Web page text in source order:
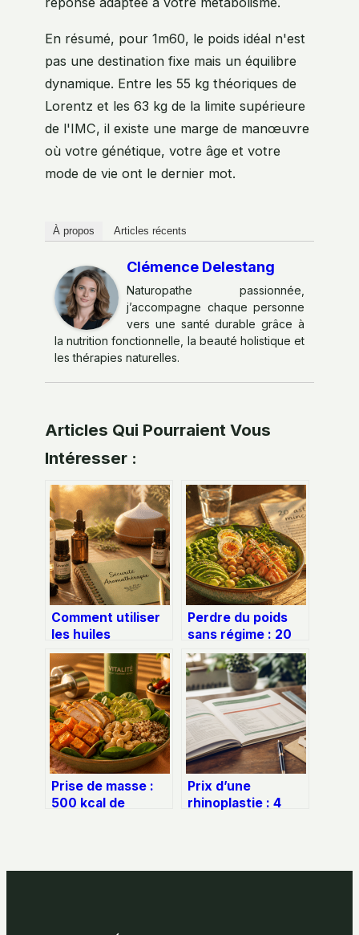
En résumé, pour 1m60, le poids idéal n'est
pas une destination fixe mais un équilibre
dynamique. Entre les 55 kg théoriques de
Lorentz et les 63 kg de la limite supérieure
de l'IMC, il existe une marge de manœuvre
où votre génétique, votre âge et votre
mode de vie ont le dernier mot.
À propos Articles récents
Clémence Delestang
Naturopathe passionnée,
j’accompagne chaque personne
vers une santé durable grâce à
la nutrition fonctionnelle, la beauté holistique et
les thérapies naturelles.
Articles Qui Pourraient Vous
Intéresser :
Comment utiliser
les huiles
essentielles sans
risque : les règles
de dilution et de
sécurité
Perdre du poids
sans régime : 20
réflexes
métaboliques pour
stabiliser sa
glycémie
durablement
Prise de masse :
500 kcal de
Prix d’une
rhinoplastie : 4
remboursement